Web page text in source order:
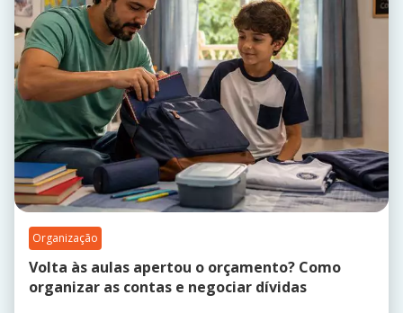
Organização
Volta às aulas apertou o orçamento? Como
organizar as contas e negociar dívidas